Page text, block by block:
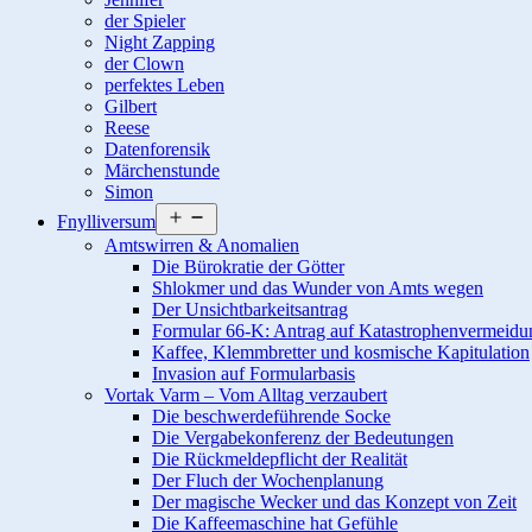
der Spieler
Night Zapping
der Clown
perfektes Leben
Gilbert
Reese
Datenforensik
Märchenstunde
Simon
Fnylliversum
öffnen
Amtswirren & Anomalien
Die Bürokratie der Götter
Shlokmer und das Wunder von Amts wegen
Der Unsichtbarkeitsantrag
Formular 66-K: Antrag auf
Kaffee, Klemmbretter und kosmische Kapitulation
Invasion auf Formularbasis
Vortak Varm – Vom Alltag verzaubert
Die beschwerdeführende Socke
Die Vergabekonferenz der Bedeutungen
Die Rückmeldepflicht der Realität
Der Fluch der Wochenplanung
Der magische Wecker und das Konzept von Zeit
Die Kaffeemaschine hat Gefühle